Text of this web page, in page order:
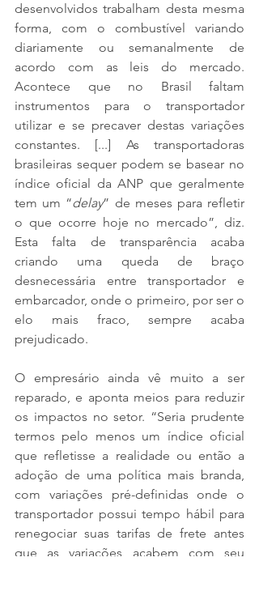
desenvolvidos trabalham desta mesma
forma, com o combustível variando
diariamente ou semanalmente de
acordo com as leis do mercado.
Acontece que no Brasil faltam
instrumentos para o transportador
utilizar e se precaver destas variações
constantes. [...] As transportadoras
brasileiras sequer podem se basear no
índice oficial da ANP que geralmente
tem um “delay” de meses para refletir
o que ocorre hoje no mercado”, diz.
Esta falta de transparência acaba
criando uma queda de braço
desnecessária entre transportador e
embarcador, onde o primeiro, por ser o
elo mais fraco, sempre acaba
prejudicado.
O empresário ainda vê muito a ser
reparado, e aponta meios para reduzir
os impactos no setor. “Seria prudente
termos pelo menos um índice oficial
que refletisse a realidade ou então a
adoção de uma política mais branda,
com variações pré-definidas onde o
transportador possui tempo hábil para
renegociar suas tarifas de frete antes
que as variações acabem com seu